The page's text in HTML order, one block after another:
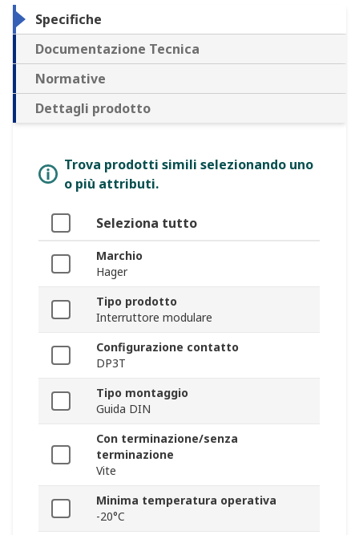
Specifiche
Documentazione Tecnica
Normative
Dettagli prodotto
Trova prodotti simili selezionando uno
o più attributi.
Seleziona tutto
Marchio
Hager
Tipo prodotto
Interruttore modulare
Configurazione contatto
DP3T
Tipo montaggio
Guida DIN
Con terminazione/senza
terminazione
Vite
Minima temperatura operativa
-20°C